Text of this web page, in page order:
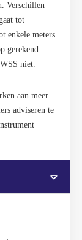
Verschillen
tot
enkele meters.
gerekend
niet.
aan meer
adviseren te